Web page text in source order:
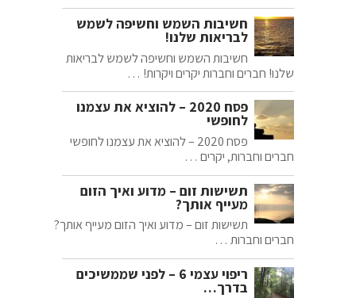
חשיבות השמש וחשיפה לשמש
לבריאות שלנו!
חשיבות השמש וחשיפה לשמש לבריאות
שלנו! חברים וחברות יקרים ויקרות! …
פסח 2020 – להוציא את עצמנו
לחופשי
פסח 2020 – להוציא את עצמנו לחופשי
חברים וחברות, יקרים …
תשישות זום – מדוע ואיך הזום
מעייף אותך?
תשישות זום – מדוע ואיך הזום מעייף אותך?
חברים וחברות …
ריפוי עצמי 6 – לפני שממשיכים
בדרך…